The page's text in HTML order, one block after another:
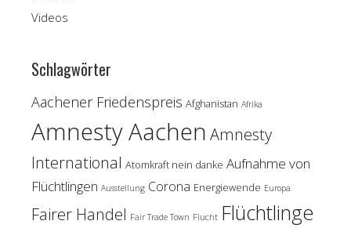
Videos
Schlagwörter
Aachener Friedenspreis Afghanistan Afrika
Amnesty Aachen Amnesty
International Atomkraft nein danke Aufnahme von
Flüchtlingen Ausstellung Corona Energiewende Europa
Fairer Handel Fair Trade Town Flucht Flüchtlinge